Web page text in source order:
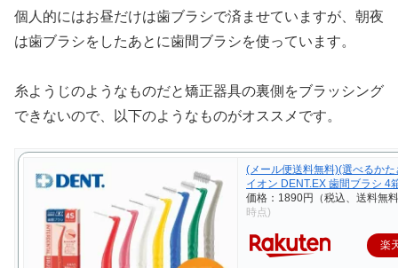
個人的にはお昼だけは歯ブラシで済ませていますが、朝夜
は歯ブラシをしたあとに歯間ブラシを使っています。
糸ようじのようなものだと矯正器具の裏側をブラッシング
できないので、以下のようなものがオススメです。
(メール便送料無料)(選べるか
イオン DENT.EX 歯間ブラシ 4
価格：1890円（税込、送料無
時点)
楽